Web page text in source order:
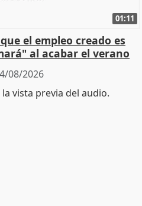
01:11
el empleo creado es
al acabar el verano
08/2026